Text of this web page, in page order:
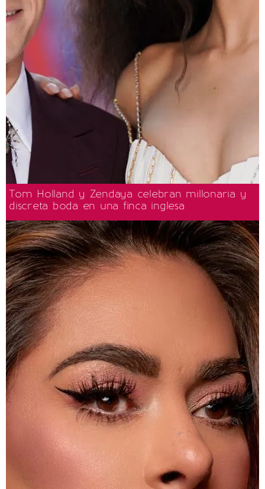
Tom Holland y Zendaya celebran millonaria y
discreta boda en una finca inglesa